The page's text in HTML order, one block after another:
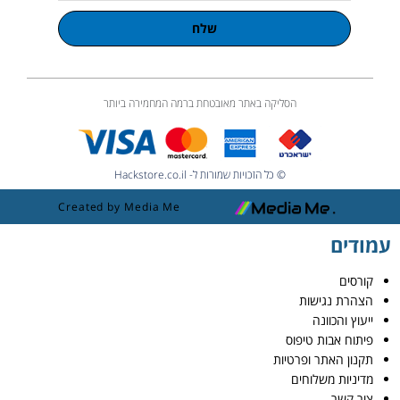
שלח
הסליקה באתר מאובטחת ברמה המחמירה ביותר
© כל הזכויות שמורות ל- Hackstore.co.il
Created by Media Me
עמודים
קורסים
הצהרת נגישות
ייעוץ והכוונה
פיתוח אבות טיפוס
תקנון האתר ופרטיות
מדיניות משלוחים